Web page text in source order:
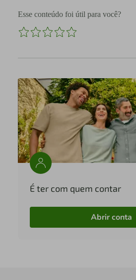
Esse conteúdo foi útil para você?
É ter com quem contar
Abrir conta